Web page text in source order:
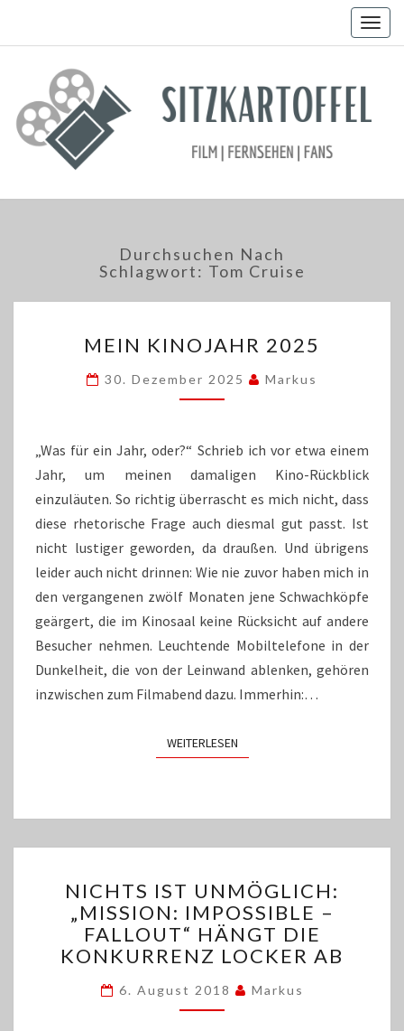
Durchsuchen Nach
Schlagwort: Tom Cruise
KINOJAHR
MEIN KINOJAHR 2025
30. Dezember 2025 Markus
„Was für ein Jahr, oder?“ Schrieb ich vor etwa einem
Jahr, um meinen damaligen Kino-Rückblick
einzuläuten. So richtig überrascht es mich nicht, dass
diese rhetorische Frage auch diesmal gut passt. Ist
nicht lustiger geworden, da draußen. Und übrigens
leider auch nicht drinnen: Wie nie zuvor haben mich in
den vergangenen zwölf Monaten jene Schwachköpfe
geärgert, die im Kinosaal keine Rücksicht auf andere
Besucher nehmen. Leuchtende Mobiltelefone in der
Dunkelheit, die von der Leinwand ablenken, gehören
inzwischen zum Filmabend dazu. Immerhin:…
WEITERLESENWEITERLESEN
IST
UNMÖGLICH:
„MISSION:
IMPOSSIBLE
FALLOUT“
HÄNGT
NICHTS IST UNMÖGLICH:
„MISSION: IMPOSSIBLE –
FALLOUT“ HÄNGT DIE
KONKURRENZ LOCKER AB
6. August 2018 Markus